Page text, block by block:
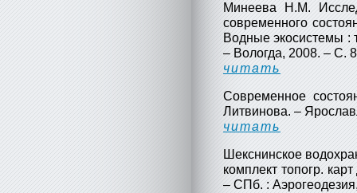
Минеева Н.М.
современного
Водные экосистемы :
– Вологда, 2008. – С.
читать
Современное
Литвинова. –
читать
Шекснинское
комплект топогр.
– СПб. :